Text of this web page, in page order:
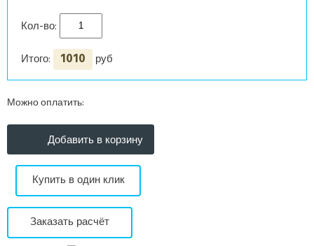
Кол-во:
Итого:
1010 руб
Можно оплатить:
Купить в один клик
Заказать расчёт